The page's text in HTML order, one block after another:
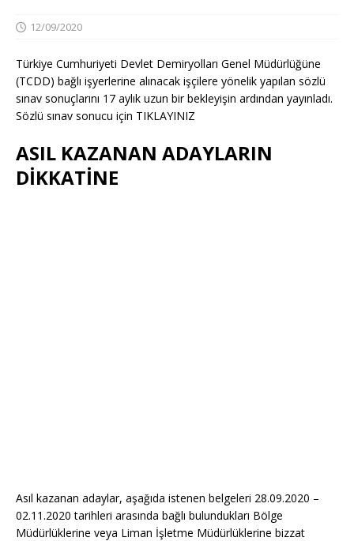
12/09/2020
Türkiye Cumhuriyeti Devlet Demiryolları Genel Müdürlüğüne
(TCDD) bağlı işyerlerine alınacak işçilere yönelik yapılan sözlü
sınav sonuçlarını 17 aylık uzun bir bekleyişin ardından yayınladı.
Sözlü sınav sonucu için TIKLAYINIZ
ASIL KAZANAN ADAYLARIN
DİKKATİNE
Asıl kazanan adaylar, aşağıda istenen belgeleri 28.09.2020 –
02.11.2020 tarihleri arasında bağlı bulundukları Bölge
Müdürlüklerine veya Liman İşletme Müdürlüklerine bizzat